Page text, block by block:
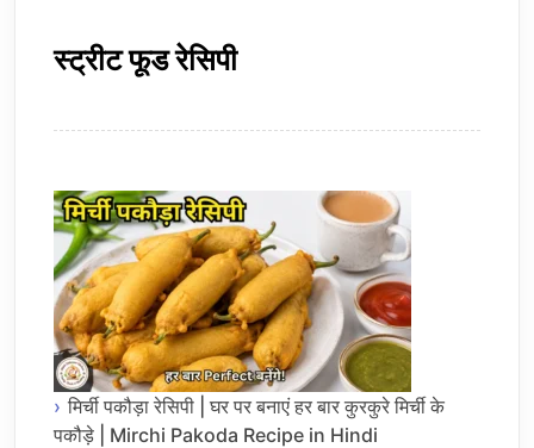
स्ट्रीट फूड रेसिपी
मिर्ची पकौड़ा रेसिपी | घर पर बनाएं हर बार कुरकुरे मिर्ची के
पकौड़े | Mirchi Pakoda Recipe in Hindi